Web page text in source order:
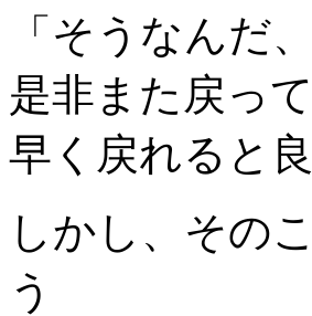
「そうなんだ
是非また戻っ
早く戻れると
しかし、その
う